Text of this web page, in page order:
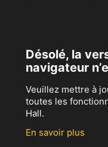
Désolé, la
navigateur
Veuillez mettre à
toutes les
Hall.
En savoir plus